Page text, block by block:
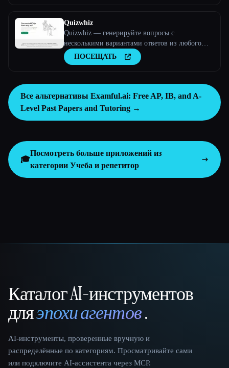
Quizwhiz
Quizwhiz — генерируйте вопросы с
несколькими вариантами ответов из любого
текстаПОСЕЩАТЬ
Все альтернативы Examful.ai: Free AP, IB, and A-
Level Past Papers and Tutoring →
🎓
Посмотреть больше приложений из
категории Учеба и репетитор
That AI Collection
Каталог AI-инструментов
дляэпохи агентов.
AI-инструменты, проверенные вручную и
распределённые по категориям. Просматривайте сами
или подключите AI-ассистента через MCP.